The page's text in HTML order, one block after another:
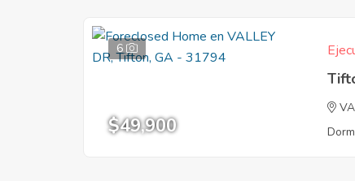
6
$49,900